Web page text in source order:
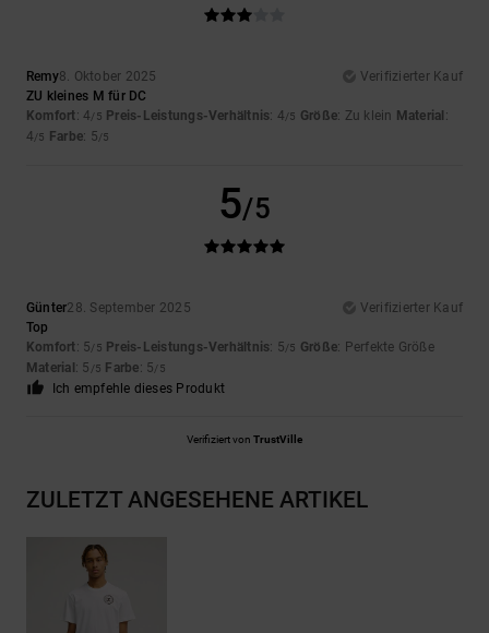
Remy8. Oktober 2025
Verifizierter Kauf
ZU kleines M für DC
Komfort: 4/5 Preis-Leistungs-Verhältnis: 4/5 Größe: Zu klein Material :
4/5 Farbe: 5/5
5/5
Günter28. September 2025
Verifizierter Kauf
Top
Komfort: 5/5 Preis-Leistungs-Verhältnis: 5/5 Größe: Perfekte Größe
Material : 5 /5 Farbe: 5/5
Ich empfehle dieses Produkt
Verifiziert von TrustVille
ZULETZT ANGESEHENE ARTIKEL